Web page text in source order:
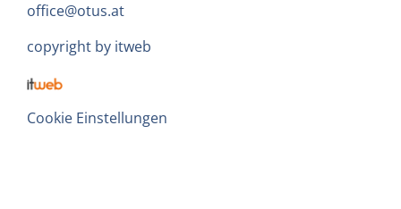
office@otus.at
copyright by itweb
Cookie Einstellungen